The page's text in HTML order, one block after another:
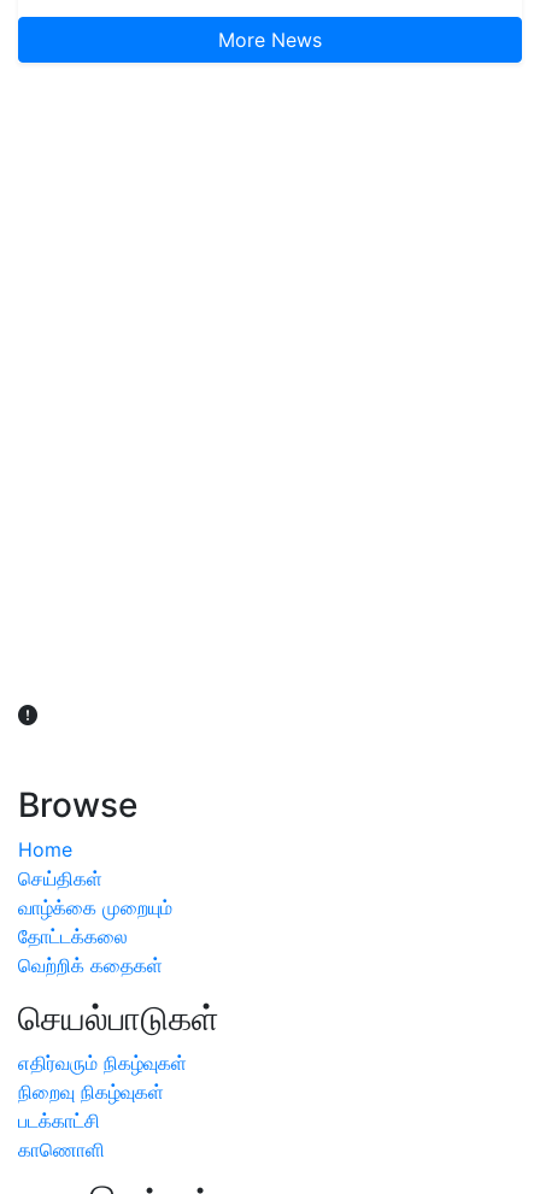
More News
Browse
Home
செய்திகள்
வாழ்க்கை முறையும்
தோட்டக்கலை
வெற்றிக் கதைகள்
செயல்பாடுகள்
எதிர்வரும் நிகழ்வுகள்
நிறைவு நிகழ்வுகள்
படக்காட்சி
காணொளி